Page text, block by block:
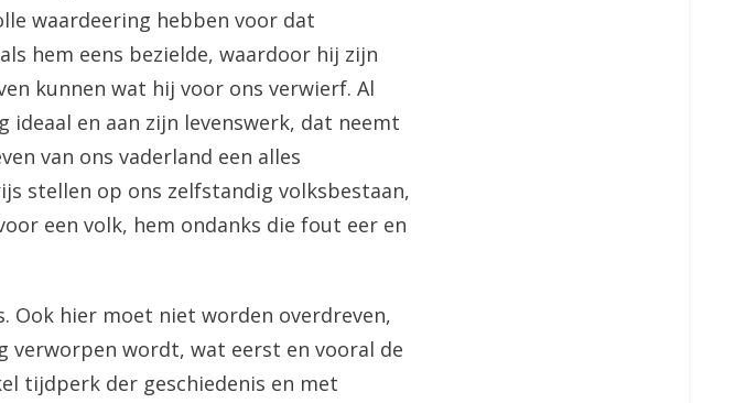
waardeering hebben voor dat
hem eens bezielde, waardoor hij zijn
kunnen wat hij voor ons verwierf. Al
ideaal en aan zijn levenswerk, dat neemt
van ons vaderland een alles
stellen op ons zelfstandig volksbestaan,
een volk, hem ondanks die fout eer en
Ook hier moet niet worden overdreven,
wordt, wat eerst en vooral de
tijdperk der geschiedenis en met